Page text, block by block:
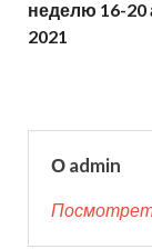
неделю 16-20
2021
О admin